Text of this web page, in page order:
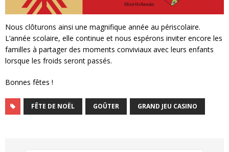
Nous clôturons ainsi une magnifique année au périscolaire.
L’année scolaire, elle continue et nous espérons inviter encore les
familles à partager des moments conviviaux avec leurs enfants
lorsque les froids seront passés.
Bonnes fêtes !
FÊTE DE NOËL GOÛTER GRAND JEU CASINO